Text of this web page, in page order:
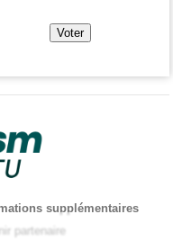
supplémentaires
partenaire